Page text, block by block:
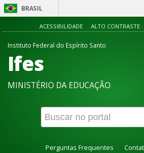
BRASIL
ACESSIBILIDADE ALTO CONTRASTE
Instituto Federal do Espírito Santo
Ifes
MINISTÉRIO DA EDUCAÇÃO
Perguntas Frequentes